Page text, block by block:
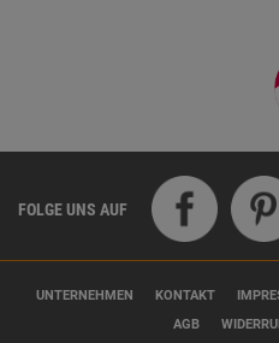
FOLGE UNS AUF
UNTERNEHMEN KONTAKT
AGB